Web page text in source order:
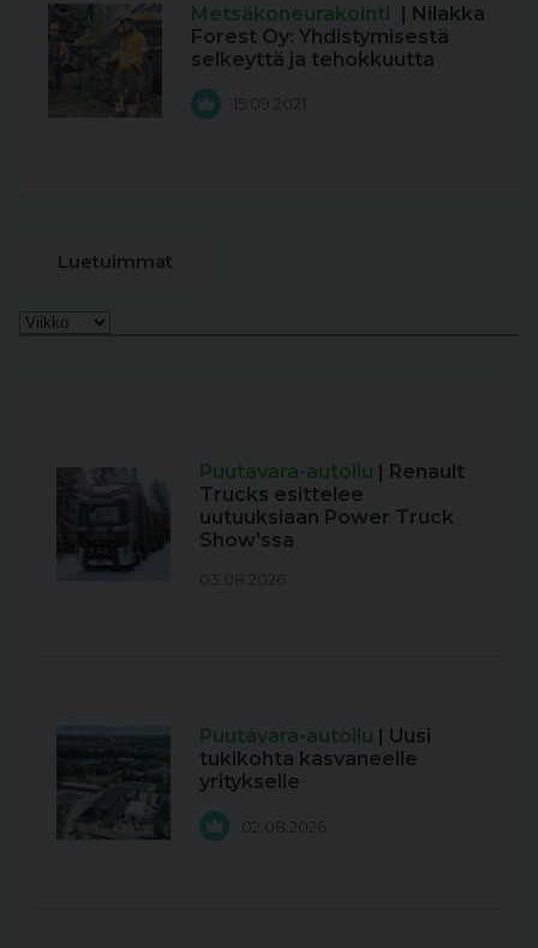
Metsäkoneurakointi | Nilakka
Forest Oy: Yhdistymisestä
selkeyttä ja tehokkuutta
15.09.2021
Luetuimmat
Puutavara-autoilu
| Renault
Trucks esittelee
uutuuksiaan Power Truck
Show'ssa
03.08.2026
Puutavara-autoilu
| Uusi
tukikohta kasvaneelle
yritykselle
02.08.2026